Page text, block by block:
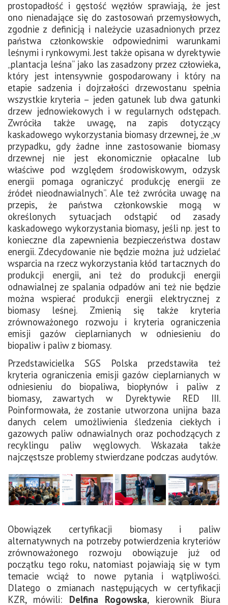
prostopadłość i gęstość węzłów sprawiają, że jest
ono nienadające się do zastosowań przemysłowych,
zgodnie z definicją i należycie uzasadnionych przez
państwa członkowskie odpowiednimi warunkami
leśnymi i rynkowymi. Jest także opisana w dyrektywie
„plantacja leśna” jako las zasadzony przez człowieka,
który jest intensywnie gospodarowany i który na
etapie sadzenia i dojrzałości drzewostanu spełnia
wszystkie kryteria – jeden gatunek lub dwa gatunki
drzew jednowiekowych i w regularnych odstępach.
Zwróciła także uwagę, na zapis dotyczący
kaskadowego wykorzystania biomasy drzewnej, że „w
przypadku, gdy żadne inne zastosowanie biomasy
drzewnej nie jest ekonomicznie opłacalne lub
właściwe pod względem środowiskowym, odzysk
energii pomaga ograniczyć produkcję energii ze
źródeł nieodnawialnych”. Ale też zwróciła uwagę na
przepis, że państwa członkowskie mogą w
określonych sytuacjach odstąpić od zasady
kaskadowego wykorzystania biomasy, jeśli np. jest to
konieczne dla zapewnienia bezpieczeństwa dostaw
energii. Zdecydowanie nie będzie można już udzielać
wsparcia na rzecz wykorzystania kłód tartacznych do
produkcji energii, ani też do produkcji energii
odnawialnej ze spalania odpadów ani też nie będzie
można wspierać produkcji energii elektrycznej z
biomasy leśnej. Zmienią się także kryteria
zrównoważonego rozwoju i kryteria ograniczenia
emisji gazów cieplarnianych w odniesieniu do
biopaliw i paliw z biomasy.
Przedstawicielka SGS Polska przedstawiła też
kryteria ograniczenia emisji gazów cieplarnianych w
odniesieniu do biopaliwa, biopłynów i paliw z
biomasy, zawartych w Dyrektywie RED III.
Poinformowała, że zostanie utworzona unijna baza
danych celem umożliwienia śledzenia ciekłych i
gazowych paliw odnawialnych oraz pochodzących z
recyklingu paliw węglowych. Wskazała także
najczęstsze problemy stwierdzane podczas audytów.
Obowiązek certyfikacji biomasy i paliw
alternatywnych na potrzeby potwierdzenia kryteriów
zrównoważonego rozwoju obowiązuje już od
początku tego roku, natomiast pojawiają się w tym
temacie wciąż to nowe pytania i wątpliwości.
Dlatego o zmianach następujących w certyfikacji
KZR, mówili: Delfina Rogowska, kierownik Biura